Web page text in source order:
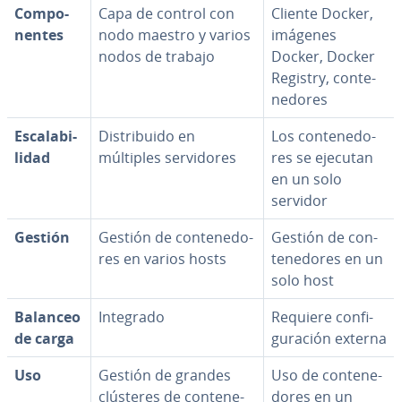
Co­m­po­
ne­n­tes
Capa de control con
nodo maestro y varios
nodos de trabajo
Cliente Docker,
imágenes
Docker, Docker
Registry, co­n­te­
ne­do­res
Es­ca­la­bi­
li­dad
Di­s­tri­bui­do en
múltiples se­r­vi­do­res
Los co­n­te­ne­do­
res se ejecutan
en un solo
servidor
Gestión
Gestión de co­n­te­ne­do­
res en varios hosts
Gestión de co­n­
te­ne­do­res en un
solo host
Balanceo
de carga
Integrado
Requiere co­n­fi­
gu­ra­ción externa
Uso
Gestión de grandes
clústeres de co­n­te­ne­
Uso de co­n­te­ne­
do­res en un